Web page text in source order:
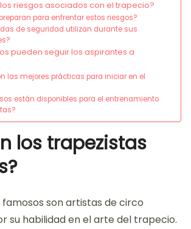
riesgos asociados con el trapecio?
para enfrentar estos riesgos?
de seguridad utilizan durante sus
pueden seguir los aspirantes a
las mejores prácticas para iniciar en el
están disponibles para el entrenamiento
los trapezistas
son artistas de circo
su habilidad en el arte del trapecio.